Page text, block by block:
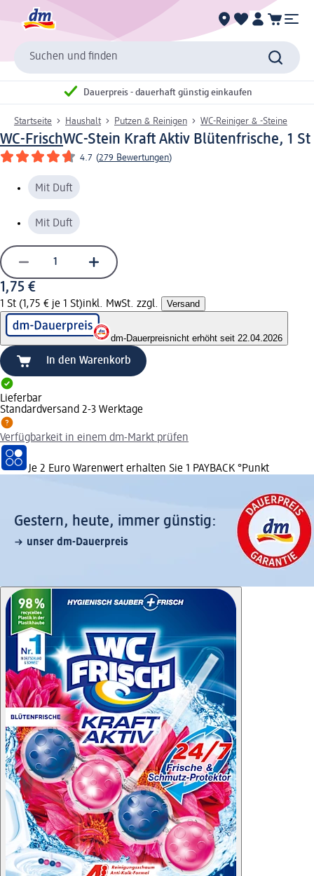
Suchen und finden
Dauerpreis - dauerhaft günstig einkaufen
Startseite Haushalt Putzen & Reinigen WC-Reiniger & -Steine
WC-FrischWC-Stein Kraft Aktiv Blütenfrische, 1 St
4.7 (279 Bewertungen)
Mit Duft
Mit Duft
1,75 €
1 St (1,75 € je 1 St)inkl. MwSt. zzgl. Versand
dm-Dauerpreisnicht erhöht seit 22.04.2026
In den Warenkorb
Lieferbar
Standardversand 2-3 Werktage
Verfügbarkeit in einem dm-Markt prüfen
Je 2 Euro Warenwert erhalten Sie 1 PAYBACK °Punkt
Gestern, heute, immer günstig:
unser dm-Dauerpreis